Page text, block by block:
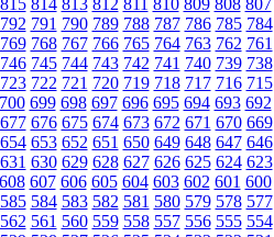
815 814 813 812 811 810 809 808 807
792 791 790 789 788 787 786 785 784
769 768 767 766 765 764 763 762 761
746 745 744 743 742 741 740 739 738
723 722 721 720 719 718 717 716 715
700 699 698 697 696 695 694 693 692
677 676 675 674 673 672 671 670 669
654 653 652 651 650 649 648 647 646
631 630 629 628 627 626 625 624 623
608 607 606 605 604 603 602 601 600
585 584 583 582 581 580 579 578 577
562 561 560 559 558 557 556 555 554